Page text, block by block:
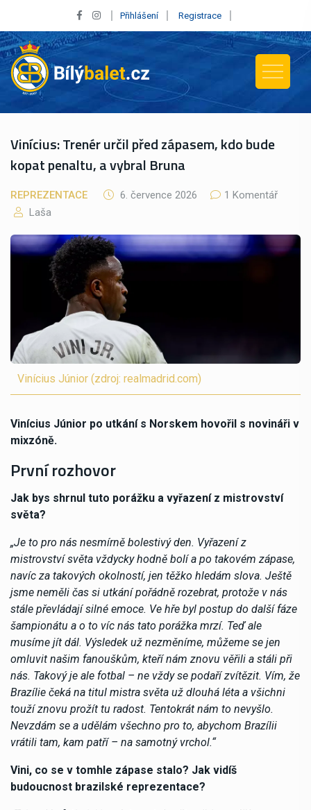
Přihlášení Registrace
Vinícius: Trenér určil před zápasem, kdo bude
kopat penaltu, a vybral Bruna
REPREZENTACE 6. července 2026
1 Komentář
Laša
Vinícius Júnior (zdroj: realmadrid.com)
Vinícius Júnior po utkání s Norskem hovořil s novináři v
mixzóně.
První rozhovor
Jak bys shrnul tuto porážku a vyřazení z mistrovství
světa?
„Je to pro nás nesmírně bolestivý den. Vyřazení z
mistrovství světa vždycky hodně bolí a po takovém zápase,
navíc za takových okolností, jen těžko hledám slova. Ještě
jsme neměli čas si utkání pořádně rozebrat, protože v nás
stále převládají silné emoce. Ve hře byl postup do další fáze
šampionátu a o to víc nás tato porážka mrzí. Teď ale
musíme jít dál. Výsledek už nezměníme, můžeme se jen
omluvit našim fanouškům, kteří nám znovu věřili a stáli při
nás. Takový je ale fotbal – ne vždy se podaří zvítězit. Vím, že
Brazílie čeká na titul mistra světa už dlouhá léta a všichni
touží znovu prožít tu radost. Tentokrát nám to nevyšlo.
Nevzdám se a udělám všechno pro to, abychom Brazílii
vrátili tam, kam patří – na samotný vrchol.“
Vini, co se v tomhle zápase stalo? Jak vidíš
budoucnost brazilské reprezentace?